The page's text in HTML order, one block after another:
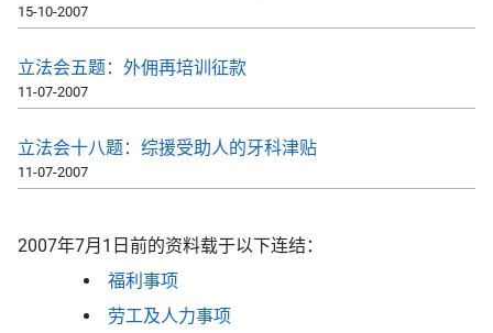
15-10-2007
立法会五题：外佣再培训征款
11-07-2007
立法会十八题：综援受助人的牙科津贴
11-07-2007
2007年7月1日前的资料载于以下连结：
福利事项
劳工及人力事项